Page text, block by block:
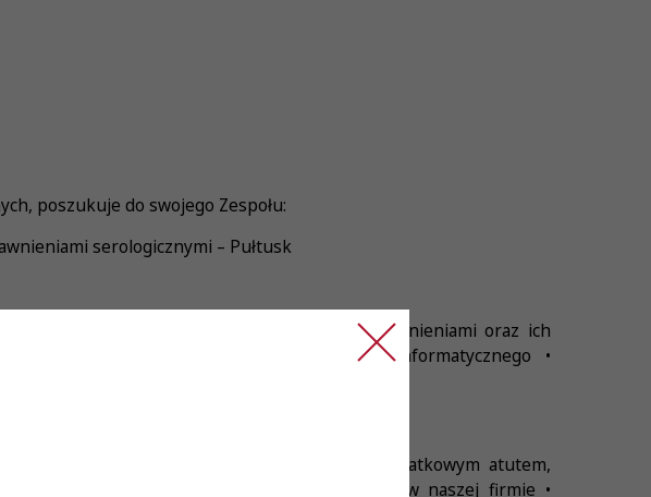
poszukuje do swojego Zespołu:
serologicznymi – Pułtusk
laboratoryjnej zgodnie z uzyskanymi uprawnieniami oraz ich
• obsługa laboratoryjnego systemu informatycznego •
• Uprawnienia serologiczne będą dodatkowym atutem,
kursu serologicznego w trakcie zatrudnienia w naszej firmie •